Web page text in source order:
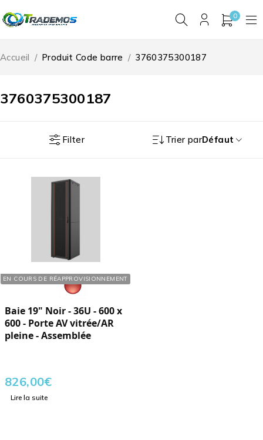
0
3760375300187
Accueil / Produit Code barre / 3760375300187
Filter Trier parDéfaut
EN COURS DE RÉAPPROVISIONNEMENT
Réf. : 760360
Baie 19" Noir - 36U - 600 x
600 - Porte AV vitrée/AR
pleine - Assemblée
826,00€
Lire la suite